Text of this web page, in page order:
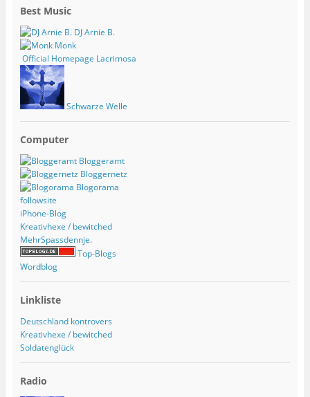
Best Music
DJ Arnie B.
Monk
Official Homepage Lacrimosa
Schwarze Welle
Computer
Bloggeramt
Bloggernetz
Blogorama
followsite
iPhone-Blog
Kreativhexe / bewitched
MehrSpassdennje.
Top-Blogs
Wordblog
Linkliste
Deutschland kontrovers
Kreativhexe / bewitched
Soldatenglück
Radio